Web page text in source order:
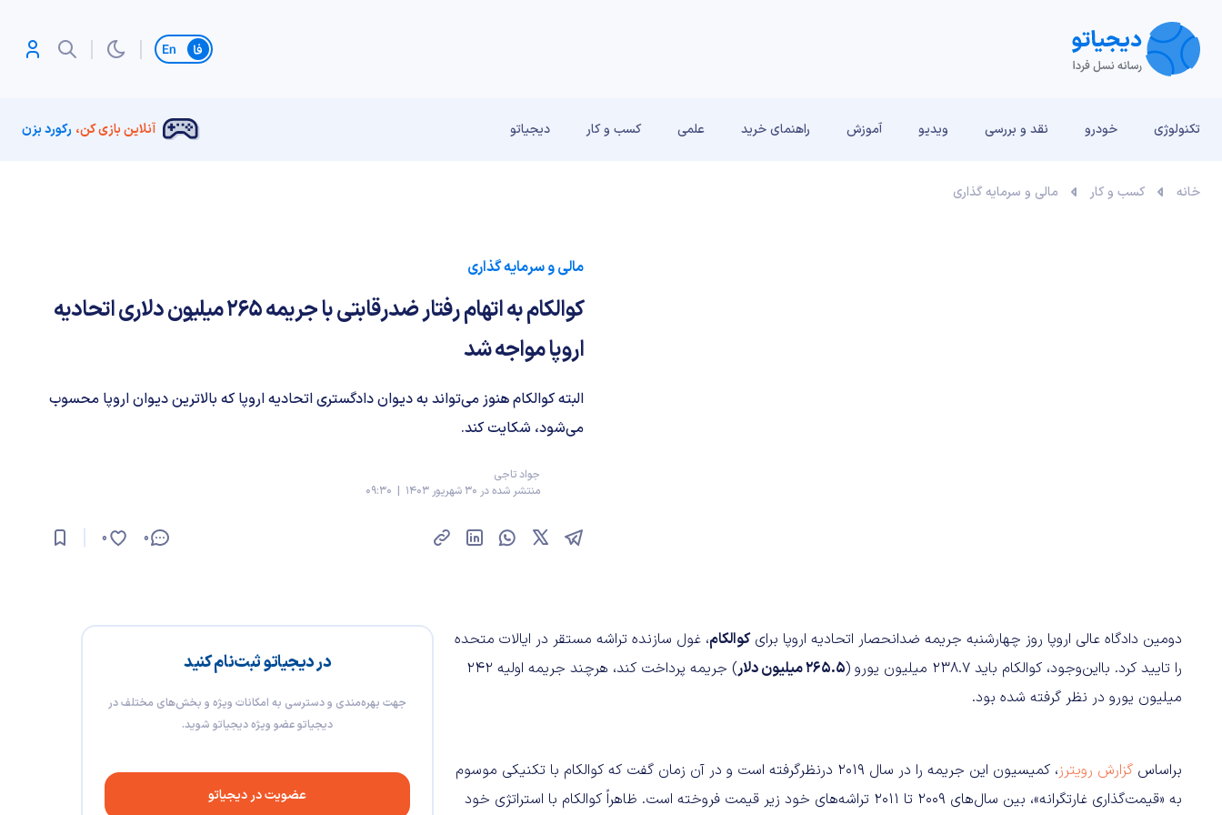
تغییر زبان
تکنولوژی خودرو نقد و بررسی‌ ویدیو آموزش راهنمای خرید علمی کسب و کار دیجیاتو آنلاین بازی کن، رکورد بزن
خانه کسب و کار مالی و سرمایه گذاری
مالی و سرمایه گذاری
کوالکام به اتهام رفتار ضدرقابتی با جریمه 265 میلیون دلاری اتحادیه
اروپا مواجه شد
البته کوالکام هنوز می‌تواند به دیوان دادگستری اتحادیه اروپا که بالاترین دیوان اروپا محسوب
می‌شود، شکایت کند.
جواد تاجی
منتشر شده در 30 شهریور 1403 | 09:30
0
0
در دیجیاتو ثبت‌نام کنید
جهت بهره‌مندی و دسترسی به امکانات ویژه و بخش‌های مختلف در
دیجیاتو عضو ویژه دیجیاتو شوید.
عضویت در دیجیاتو
دومین دادگاه عالی اروپا روز چهارشنبه جریمه ضدانحصار اتحادیه اروپا برایکوالکام، غول سازنده تراشه مستقر در ایالات متحده
را تایید کرد. با‌این‌وجود، کو‌الکام باید 238.7 میلیون یورو (
265.5 میلیون دلار
) جریمه پرداخت کند، هرچند جریمه اولیه 242
میلیون یورو در نظر گرفته شده بود.
براساس گزارش رویترز
، کمیسیون این جریمه را در سال 2019 درنظرگرفته است و در آن زمان گفت که کوالکام با تکنیکی موسوم
به «قیمت‌گذاری غارتگرانه»، بین سال‌های 2009 تا 2011 تراشه‌های خود زیر قیمت فروخته است. ظاهراً کوالکام با استراتژی خود